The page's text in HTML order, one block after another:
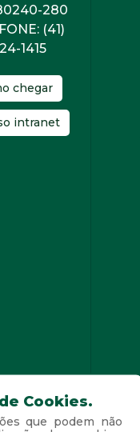
280
(41)
1415
chegar
intranet
Cookies.
que podem não